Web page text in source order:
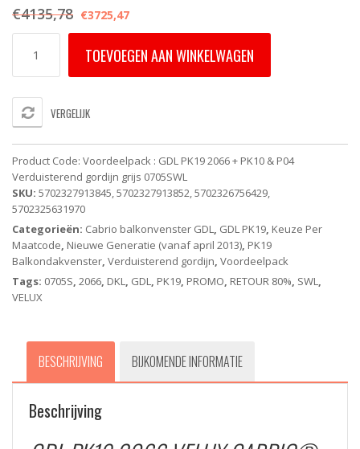
€4135,78 €3725,47
2066
VELUX
CABRIO
-
Energy
Star
-
Handbediend
(94X252)
+
Verduisterend
0705SWL
Whiteline
aantal
TOEVOEGEN AAN WINKELWAGEN
VERGELIJK
Product Code: Voordeelpack : GDL PK19 2066 + PK10 & P04
Verduisterend gordijn grijs 0705SWL
SKU: 5702327913845, 5702327913852, 5702326756429,
5702325631970
Categorieën: Cabrio balkonvenster GDL, GDL PK19, Keuze Per
Maatcode, Nieuwe Generatie (vanaf april 2013), PK19
Balkondakvenster, Verduisterend gordijn, Voordeelpack
Tags: 0705S, 2066, DKL, GDL, PK19, PROMO, RETOUR 80%, SWL,
VELUX
BESCHRIJVING BIJKOMENDE INFORMATIE
Beschrijving